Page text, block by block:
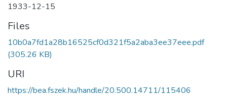
1933-12-15
Files
10b0a7fd1a28b16525cf0d321f5a2aba3ee37eee.pdf
(305.26 KB)
URI
https://bea.fszek.hu/handle/20.500.14711/115406